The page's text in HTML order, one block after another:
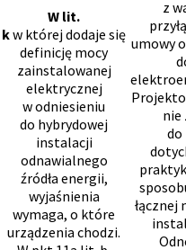
W lit.
kw której dodaje się
definicję mocy
zainstalowanej
elektrycznej
w odniesieniu
do hybrydowej
instalacji
odnawialnego
źródła energii,
wyjaśnienia
wymaga, o które
urządzenia chodzi.
z
umowy
nie
do
łącznej